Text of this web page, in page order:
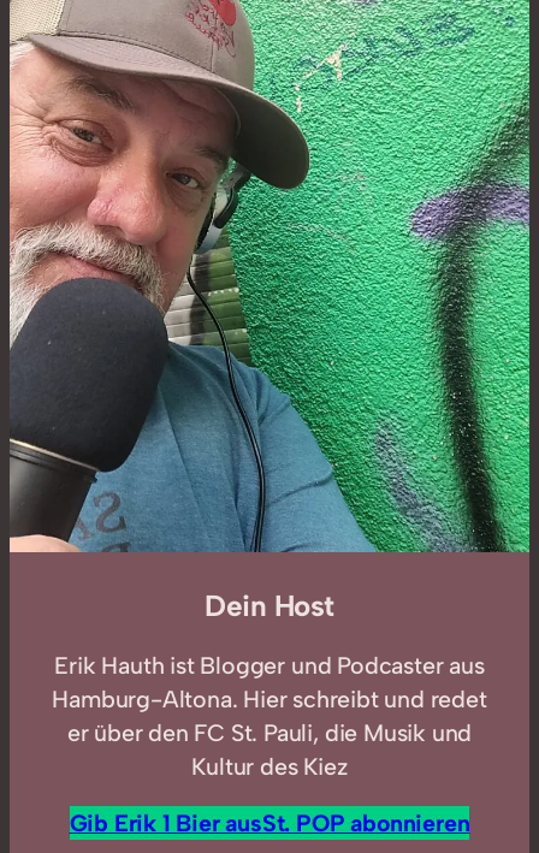
Dein Host
Erik Hauth ist Blogger und Podcaster aus
Hamburg-Altona. Hier schreibt und redet
er über den FC St. Pauli, die Musik und
Kultur des Kiez
Gib Erik 1 Bier ausSt. POP abonnieren